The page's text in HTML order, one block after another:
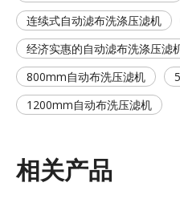
连续式自动滤布洗涤压滤机
经济实惠的自动滤布洗涤压滤
800mm自动布洗压滤机
1200mm自动布洗压滤机
相关产品